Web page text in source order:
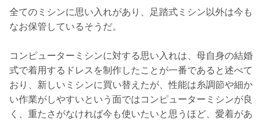
全てのミシンに思い入れがあり、足踏式ミシン以外は今も
なお保管しているそうだ。
コンピューターミシンに対する思い入れは、母自身の結婚
式で着用するドレスを制作したことが一番であると述べて
おり、新しいミシンに買い替えたが、性能は糸調節や細か
い作業がしやすいという面ではコンピューターミシンが良
く、重たさがなければ今も使いたいと思うほど、愛着があ